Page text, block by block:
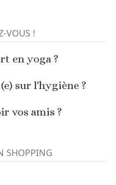
VOUS !
en yoga ?
sur l'hygiène ?
vos amis ?
SHOPPING